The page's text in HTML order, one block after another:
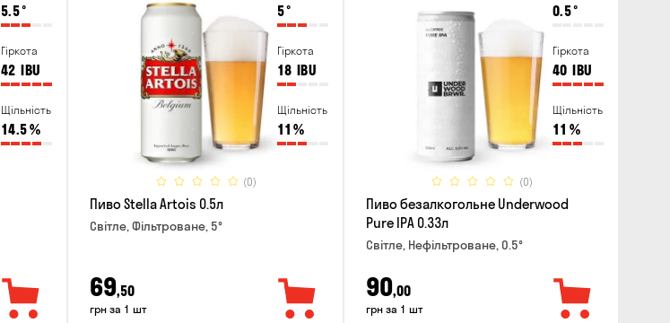
5.5°
Гіркота
42 IBU
Щільність
14.5%
5°
Гіркота
18 IBU
Щільність
11 %
(0)
Пиво Stella Artois 0.5л
Світле, Фільтроване, 5°
69,50
грн за 1 шт
0.5°
Гіркота
40 IBU
Щільність
11 %
(0)
Пиво безалкогольне Underwood
Pure IPA 0.33л
Світле, Нефільтроване, 0.5°
90,00
грн за 1 шт